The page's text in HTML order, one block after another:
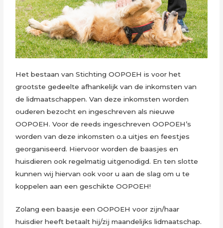
Het bestaan van Stichting OOPOEH is voor het
grootste gedeelte afhankelijk van de inkomsten van
de lidmaatschappen. Van deze inkomsten worden
ouderen bezocht en ingeschreven als nieuwe
OOPOEH. Voor de reeds ingeschreven OOPOEH’s
worden van deze inkomsten o.a uitjes en feestjes
georganiseerd. Hiervoor worden de baasjes en
huisdieren ook regelmatig uitgenodigd. En ten slotte
kunnen wij hiervan ook voor u aan de slag om u te
koppelen aan een geschikte OOPOEH!
Zolang een baasje een OOPOEH voor zijn/haar
huisdier heeft betaalt hij/zij maandelijks lidmaatschap.